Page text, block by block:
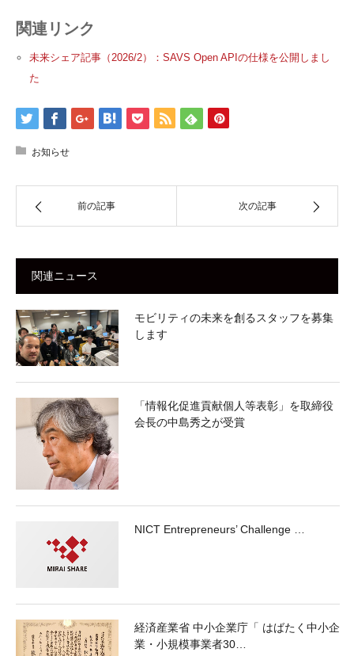
関連リンク
未来シェア記事（2026/2）：SAVS Open APIの仕様を公開しまし
た
お知らせ
前の記事 次の記事
関連ニュース
モビリティの未来を創るスタッフを募集
します
「情報化促進貢献個人等表彰」を取締役
会長の中島秀之が受賞
NICT Entrepreneurs’ Challenge …
経済産業省 中小企業庁「 はばたく中小企
業・小規模事業者30…